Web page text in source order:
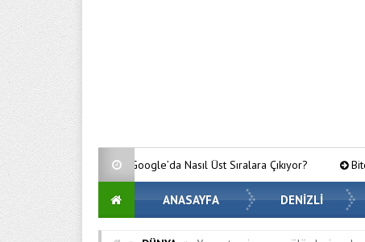
Google’da Nasıl Üst Sıralara Çıkıyor? Bitcoin’de Gözler Kritik
ANASAYFA DENİZLİ